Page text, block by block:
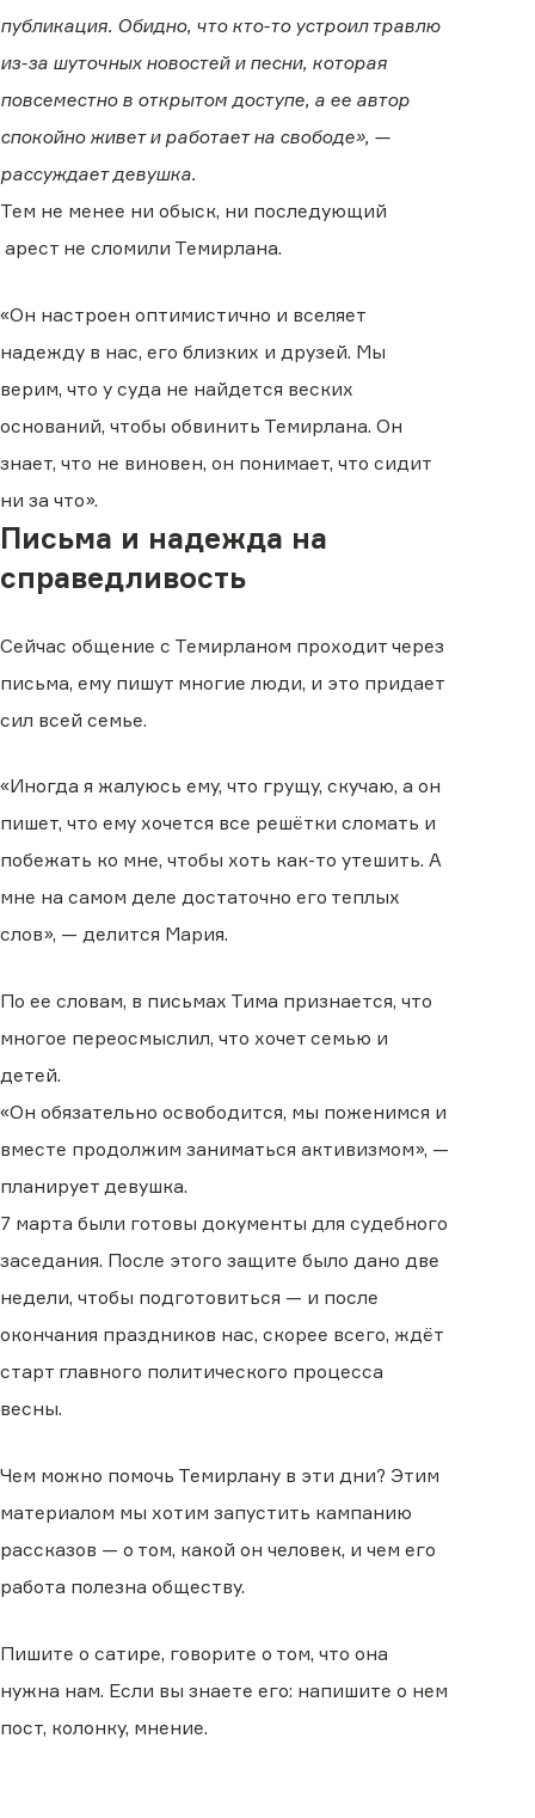
публикация. Обидно, что кто-то устроил травлю
из-за шуточных новостей и песни, которая
повсеместно в открытом доступе, а ее автор
спокойно живет и работает на свободе», —
рассуждает девушка.
Тем не менее ни обыск, ни последующий
арест не сломили Темирлана.
«Он настроен оптимистично и вселяет
надежду в нас, его близких и друзей. Мы
верим, что у суда не найдется веских
оснований, чтобы обвинить Темирлана. Он
знает, что не виновен, он понимает, что сидит
ни за что».
Письма и надежда на
справедливость
Сейчас общение с Темирланом проходит через
письма, ему пишут многие люди, и это придает
сил всей семье.
«Иногда я жалуюсь ему, что грущу, скучаю, а он
пишет, что ему хочется все решётки сломать и
побежать ко мне, чтобы хоть как-то утешить. А
мне на самом деле достаточно его теплых
слов», — делится Мария.
По ее словам, в письмах Тима признается, что
многое переосмыслил, что хочет семью и
детей.
«Он обязательно освободится, мы поженимся и
вместе продолжим заниматься активизмом», —
планирует девушка.
7 марта были готовы документы для судебного
заседания. После этого защите было дано две
недели, чтобы подготовиться — и после
окончания праздников нас, скорее всего, ждёт
старт главного политического процесса
весны.
Чем можно помочь Темирлану в эти дни? Этим
материалом мы хотим запустить кампанию
рассказов — о том, какой он человек, и чем его
работа полезна обществу.
Пишите о сатире, говорите о том, что она
нужна нам. Если вы знаете его: напишите о нем
пост, колонку, мнение.